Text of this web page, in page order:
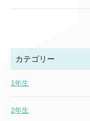
カテゴリー
1年生
2年生